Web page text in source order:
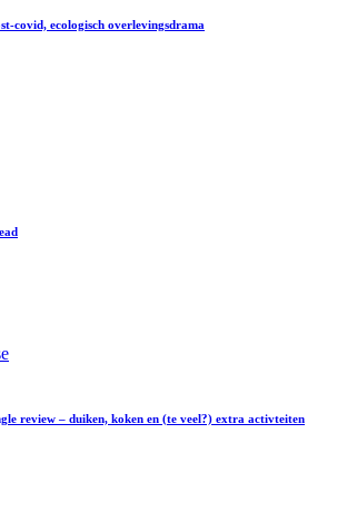
covid, ecologisch overlevingsdrama
review – duiken, koken en (te veel?) extra activteiten